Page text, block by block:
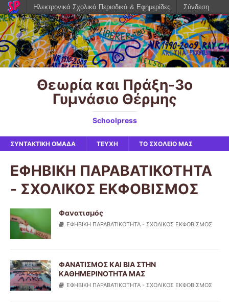
Θεωρία και Πράξη-3o
Γυμνάσιο Θέρμης
Schoolpress
ΣΥΝΤΑΚΤΙΚΗ ΟΜΑΔΑ ΤΕΥΧΗ ΤΟ ΣΧΟΛΕΙΟ ΜΑΣ
ΕΦΗΒΙΚΗ ΠΑΡΑΒΑΤΙΚΟΤΗΤΑ
- ΣΧΟΛΙΚΟΣ ΕΚΦΟΒΙΣΜΟΣ
Φανατισμός
ΕΦΗΒΙΚΗ ΠΑΡΑΒΑΤΙΚΟΤΗΤΑ - ΣΧΟΛΙΚΟΣ ΕΚΦΟΒΙΣΜΟΣ
ΦΑΝΑΤΙΣΜΟΣ ΚΑΙ ΒΙΑ ΣΤΗΝ
ΚΑΘΗΜΕΡΙΝΟΤΗΤΑ ΜΑΣ
ΕΦΗΒΙΚΗ ΠΑΡΑΒΑΤΙΚΟΤΗΤΑ - ΣΧΟΛΙΚΟΣ ΕΚΦΟΒΙΣΜΟΣ
Ηλεκτρονικά Σχολικά Περιοδικά & Εφημερίδες Σύνδεση